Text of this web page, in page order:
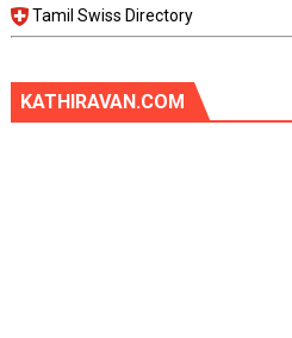
Tamil Swiss Directory
KATHIRAVAN.COM